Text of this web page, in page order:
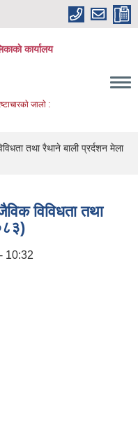
कार्यालय
जालाे :
तथा रैथाने बाली प्रर्दशन मेला
विविधता तथा
10:32